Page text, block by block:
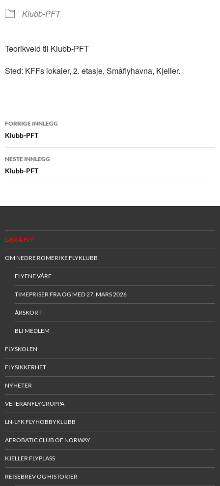
Klubb-PFT
Teorikveld til Klubb-PFT
Sted: KFFs lokaler, 2. etasje, Småflyhavna, Kjeller.
Innleggsnavigasjon
FORRIGE INNLEGG
Klubb-PFT
NESTE INNLEGG
Klubb-PFT
LÆR Å FLY
OM NEDRE ROMERIKE FLYKLUBB
FLYENE VÅRE
TIMEPRISER FRA OG MED 27. MARS 2026
ÅRSKORT
BLI MEDLEM
FLYSKOLEN
FLYSIKKERHET
NYHETER
VETERANFLYGRUPPA
LN-LFK FLYHOBBYKLUBB
AEROBATIC CLUB OF NORWAY
KJELLER FLYPLASS
REISEBREV OG HISTORIER